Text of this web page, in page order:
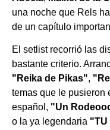
una noche que Rels
de un capítulo
El setlist recorrió las
bastante criterio.
"Reika de Pikas",
temas que le pusieron
español, "Un
o la ya legendaria "TU